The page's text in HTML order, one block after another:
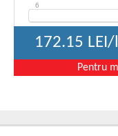
6
172.15
Pentru